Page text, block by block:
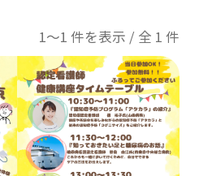
1〜1 件を表示 / 全 1 件